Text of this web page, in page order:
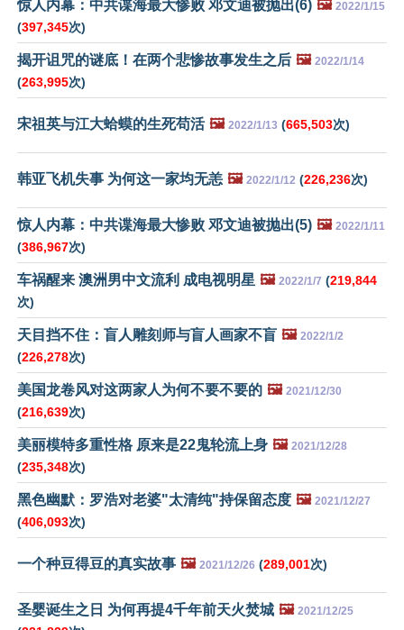
惊人内幕：中共谍海最大惨败 邓文迪被抛出(6) 🖼️ 2022/1/15
(397,345次)
揭开诅咒的谜底！在两个悲惨故事发生之后 🖼️ 2022/1/14
(263,995次)
宋祖英与江大蛤蟆的生死苟活 🖼️ 2022/1/13 (665,503次)
韩亚飞机失事 为何这一家均无恙 🖼️ 2022/1/12 (226,236次)
惊人内幕：中共谍海最大惨败 邓文迪被抛出(5) 🖼️ 2022/1/11
(386,967次)
车祸醒来 澳洲男中文流利 成电视明星 🖼️ 2022/1/7 (219,844
次)
天目挡不住：盲人雕刻师与盲人画家不盲 🖼️ 2022/1/2
(226,278次)
美国龙卷风对这两家人为何不要不要的 🖼️ 2021/12/30
(216,639次)
美丽模特多重性格 原来是22鬼轮流上身 🖼️ 2021/12/28
(235,348次)
黑色幽默：罗浩对老婆"太清纯"持保留态度 🖼️ 2021/12/27
(406,093次)
一个种豆得豆的真实故事 🖼️ 2021/12/26 (289,001次)
圣婴诞生之日 为何再提4千年前天火焚城 🖼️ 2021/12/25